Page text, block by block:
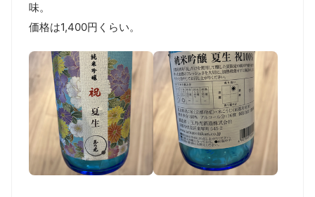
味。
価格は1,400円くらい。